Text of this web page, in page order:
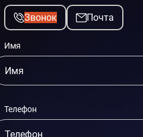
Звонок Почта
Имя
Телефон